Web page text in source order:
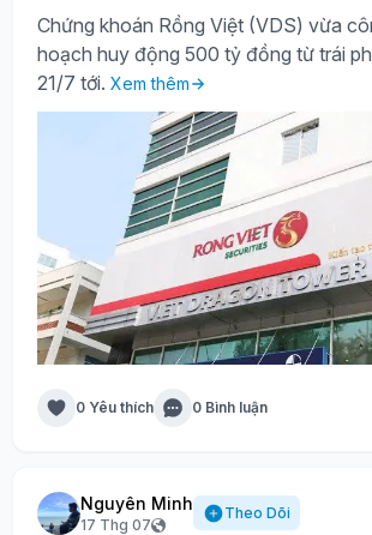
Chứng khoán Rồng Việt (VDS) vừa
hoạch huy động 500 tỷ đồng từ trái
21/7 tới. Xem thêm
0 Yêu thích 0 Bình luận
Nguyên Minh
17 Thg 07
Theo Dõi